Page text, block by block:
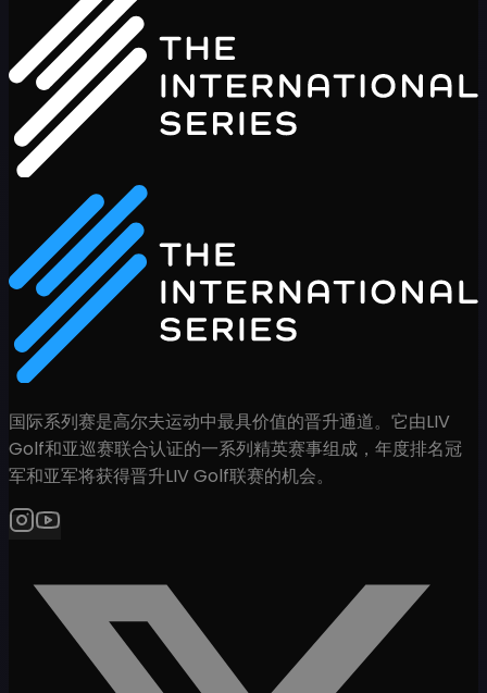
国际系列赛是高尔夫运动中最具价值的晋升通道。它由LIV
Golf和亚巡赛联合认证的一系列精英赛事组成，年度排名冠
军和亚军将获得晋升LIV Golf联赛的机会。